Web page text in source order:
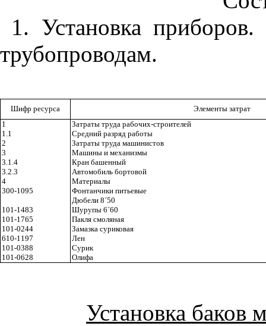
1. Установка
трубопроводам.
Шифр ресурса
Элементы затрат
1
Затраты труда рабочих-строителей
1.1
Средний разряд работы
2
Затраты труда машинистов
3
Машины и механизмы
3.1.4
Кран башенный
3.2.3
Автомобиль бортовой
4
Материалы
300-1095
Фонтанчики питьевые
Дюбели 8´50
101-1483
Шурупы 6´60
101-1765
Пакля смоляная
101-0244
Замазка суриковая
610-1197
Лен
101-0388
Сурик
101-0628
Олифа
Установка баков